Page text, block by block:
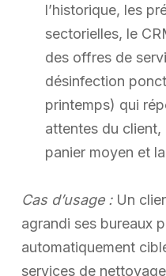
l’historique, les
sectorielles, le
des offres de
désinfection
printemps) qui
attentes du client,
panier moyen et
Cas d’usage :Un
agrandi ses bureaux
automatiquement
services de